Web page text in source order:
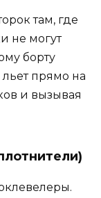
там, где
не могут
борту
прямо на
и вызывая